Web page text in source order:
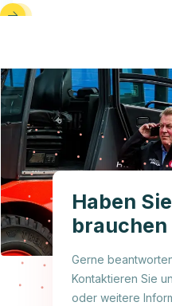
Haben
brauchen
Gerne
Kontaktieren Sie
oder weitere